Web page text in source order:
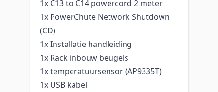
1x C13 to C14 powercord 2 meter
1x PowerChute Network Shutdown
(CD)
1x Installatie handleiding
1x Rack inbouw beugels
1x temperatuursensor (AP9335T)
1x USB kabel